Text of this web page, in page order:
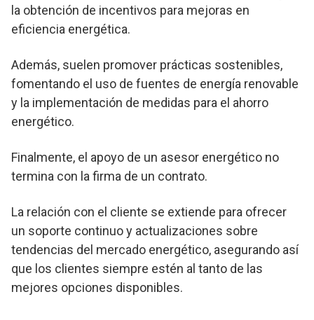
la obtención de incentivos para mejoras en
eficiencia energética.
Además, suelen promover prácticas sostenibles,
fomentando el uso de fuentes de energía renovable
y la implementación de medidas para el ahorro
energético.
Finalmente, el apoyo de un asesor energético no
termina con la firma de un contrato.
La relación con el cliente se extiende para ofrecer
un soporte continuo y actualizaciones sobre
tendencias del mercado energético, asegurando así
que los clientes siempre estén al tanto de las
mejores opciones disponibles.